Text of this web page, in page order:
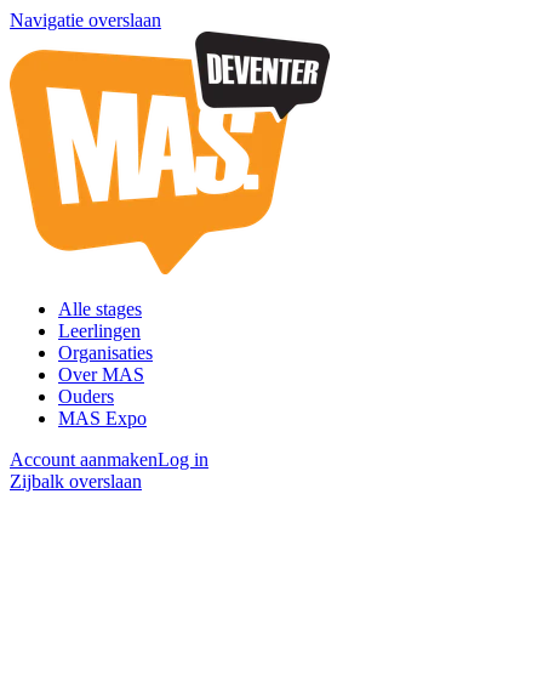
Navigatie overslaan
Alle stages
Leerlingen
Organisaties
Over MAS
Ouders
MAS Expo
Account aanmakenLog in
Zijbalk overslaan